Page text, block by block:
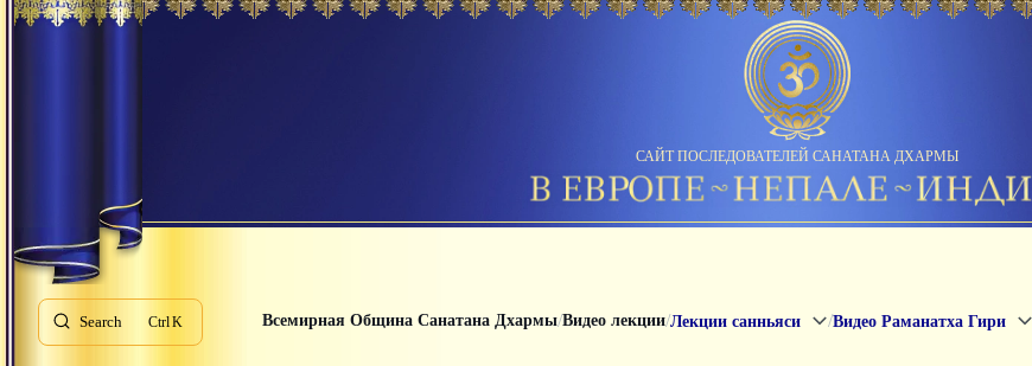
САЙТ ПОСЛЕДОВАТЕЛЕЙ САНАТАНА ДХАРМЫ
Search K Всемирная Община Санатана Дхармы/Видео лекции/Лекции санньяси /Видео Раманатха Гири